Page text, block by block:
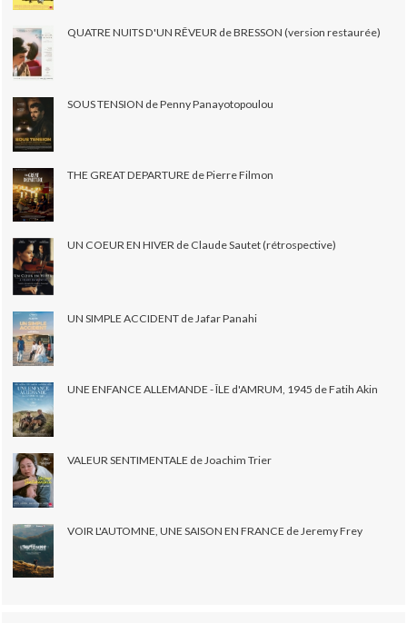
QUATRE NUITS D'UN RÊVEUR de BRESSON (version restaurée)
SOUS TENSION de Penny Panayotopoulou
THE GREAT DEPARTURE de Pierre Filmon
UN COEUR EN HIVER de Claude Sautet (rétrospective)
UN SIMPLE ACCIDENT de Jafar Panahi
UNE ENFANCE ALLEMANDE - ÎLE d'AMRUM, 1945 de Fatih Akin
VALEUR SENTIMENTALE de Joachim Trier
VOIR L'AUTOMNE, UNE SAISON EN FRANCE de Jeremy Frey